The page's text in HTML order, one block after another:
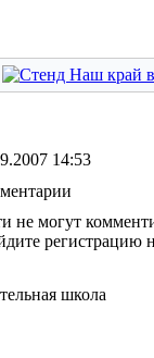
14:53
не могут
регистрацию
школа